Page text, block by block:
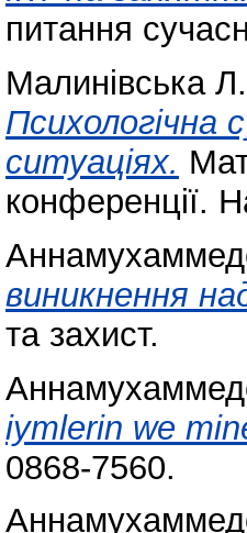
питання
Малинівська Л.
Психологічна
ситуаціях.
конференції.
виникнення
та захист.
iymlerin we
0868-7560.